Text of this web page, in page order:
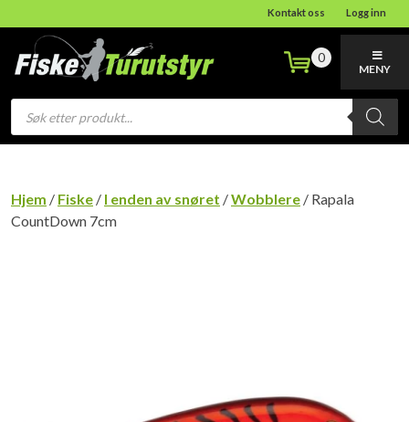
Kontakt oss Logg inn
Products
search
0
MENY
Hjem / Fiske / I enden av snøret /Wobblere / Rapala
CountDown 7cm